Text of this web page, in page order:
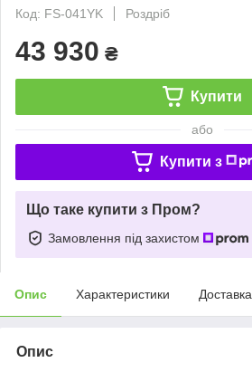
Код: FS-041YK
Роздріб
43 930 ₴
Купити
або
Купити з
Що таке купити з Пром?
Замовлення під захистом
Опис Характеристики Доставка
Опис